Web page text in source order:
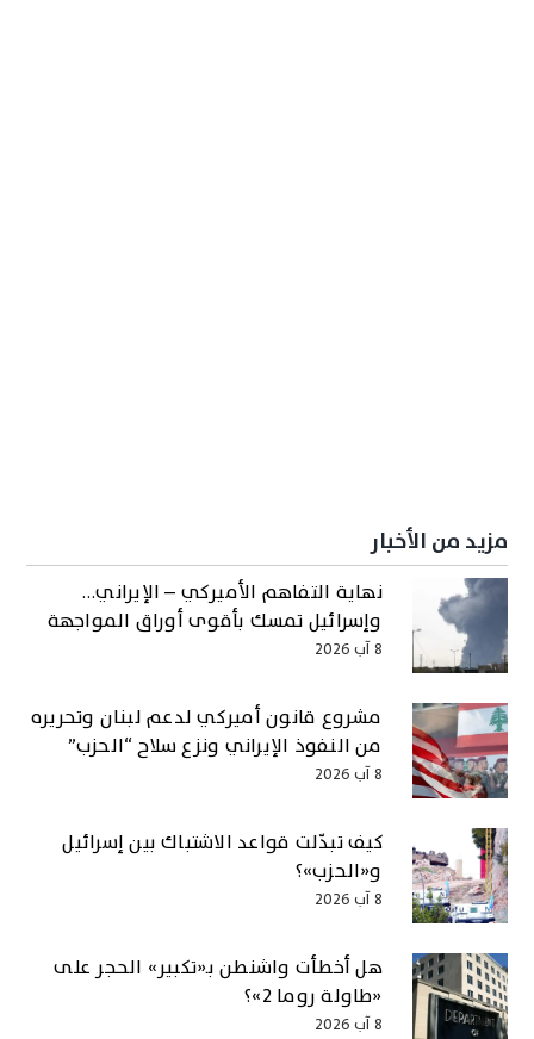
مزيد من الأخبار
نهاية التفاهم الأميركي – الإيراني…
وإسرائيل تمسك بأقوى أوراق المواجهة
8 آب 2026
مشروع قانون أميركي لدعم لبنان وتحريره
من النفوذ الإيراني ونزع سلاح “الحزب”
8 آب 2026
كيف تبدّلت قواعد الاشتباك بين إسرائيل
و«الحزب»؟
8 آب 2026
هل أخطأت واشنطن بـ«تكبير» الحجر على
«طاولة روما 2»؟
8 آب 2026